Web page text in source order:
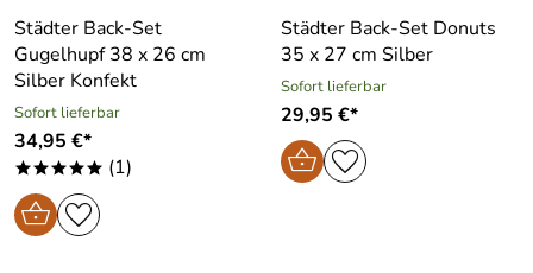
Städter Back-Set
Gugelhupf 38 x 26 cm
Silber Konfekt
Sofort lieferbar
34,95 €*
***** (1)
Städter Back-Set Donuts
35 x 27 cm Silber
Sofort lieferbar
29,95 €*